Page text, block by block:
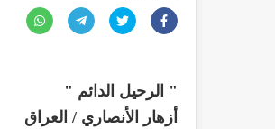
" الرحيل الدائم "
أزهار الأنصاري / العراق